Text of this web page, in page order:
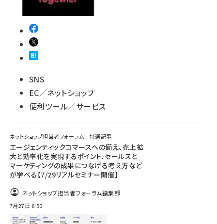
SNS
EC／ネットショップ
便利ツール／サービス
ネットショップ担当者フォーラム 特選記事
エージェンティックコマースへの備え、売上拡
大と効率化を実現するポイント、セールスと
マーケティングの成果につなげる考え方など
が学べる【7/29リアルセミナー開催】
ネットショップ担当者フォーラム編集部
7月27日 6:50